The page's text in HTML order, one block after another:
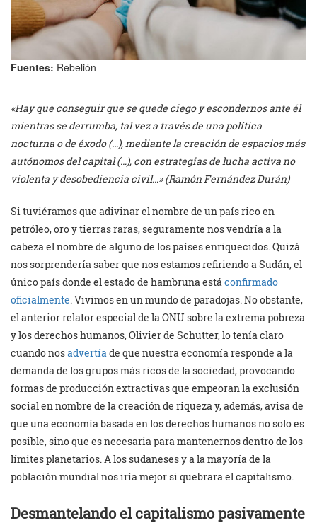
Fuentes: Rebelión
«Hay que conseguir que se quede ciego y escondernos ante él
mientras se derrumba, tal vez a través de una política
nocturna o de éxodo (…), mediante la creación de espacios más
autónomos del capital (…), con estrategias de lucha activa no
violenta y desobediencia civil…» (Ramón Fernández Durán)
Si tuviéramos que adivinar el nombre de un país rico en
petróleo, oro y tierras raras, seguramente nos vendría a la
cabeza el nombre de alguno de los países enriquecidos. Quizá
nos sorprendería saber que nos estamos refiriendo a Sudán, el
único país donde el estado de hambruna estáconfirmado
oficialmente. Vivimos en un mundo de paradojas. No obstante,
el anterior relator especial de la ONU sobre la extrema pobreza
y los derechos humanos, Olivier de Schutter, lo tenía claro
cuando nosadvertíade que nuestra economía responde a la
demanda de los grupos más ricos de la sociedad, provocando
formas de producción extractivas que empeoran la exclusión
social en nombre de la creación de riqueza y, además, avisa de
que una economía basada en los derechos humanos no solo es
posible, sino que es necesaria para mantenernos dentro de los
límites planetarios. A los sudaneses y a la mayoría de la
población mundial nos iría mejor si quebrara el capitalismo.
Desmantelando el capitalismo pasivamente